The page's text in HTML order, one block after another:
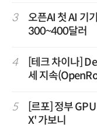
3
오픈AI 첫 AI 기
300~400달러
4
[테크 차이나]
세 지속
5
[르포] 정부
X' 가보니